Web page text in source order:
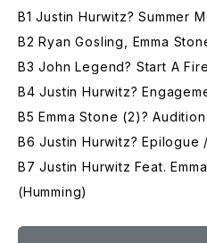
B1 Justin Hurwitz? Summer
B2 Ryan Gosling, Emma
B3 John Legend? Start A Fire
B4 Justin Hurwitz?
B5 Emma Stone (2)?
B6 Justin Hurwitz? Epilogue
B7 Justin Hurwitz Feat.
(Humming)